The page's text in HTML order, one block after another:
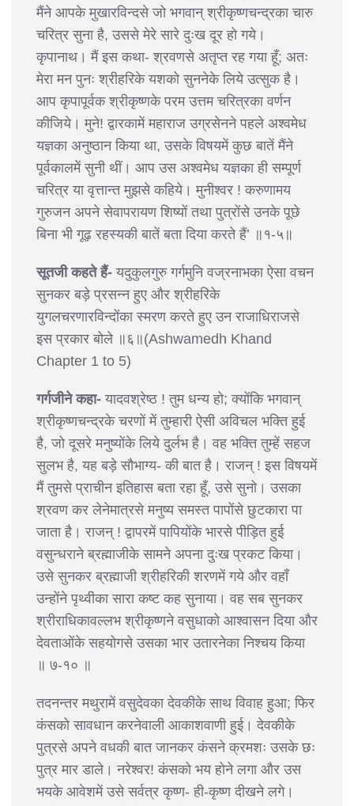
मैंने आपके मुखारविन्दसे जो भगवान् श्रीकृष्णचन्द्रका चारु
चरित्र सुना है, उससे मेरे सारे दुःख दूर हो गये।
कृपानाथ। मैं इस कथा- श्रवणसे अतृप्त रह गया हूँ; अतः
मेरा मन पुनः श्रीहरिके यशको सुननेके लिये उत्सुक है।
आप कृपापूर्वक श्रीकृष्णके परम उत्तम चरित्रका वर्णन
कीजिये। मुने! द्वारकामें महाराज उग्रसेनने पहले अश्वमेध
यज्ञका अनुष्ठान किया था, उसके विषयमें कुछ बातें मैंने
पूर्वकालमें सुनी थीं। आप उस अश्वमेध यज्ञका ही सम्पूर्ण
चरित्र या वृत्तान्त मुझसे कहिये। मुनीश्वर ! करुणामय
गुरुजन अपने सेवापरायण शिष्यों तथा पुत्रोंसे उनके पूछे
बिना भी गूढ़ रहस्यकी बातें बता दिया करते हैं’ ॥१-५॥
सूतजी कहते हैं- यदुकुलगुरु गर्गमुनि वज्रनाभका ऐसा वचन
सुनकर बड़े प्रसन्न हुए और श्रीहरिके
युगलचरणारविन्दोंका स्मरण करते हुए उन राजाधिराजसे
इस प्रकार बोले ॥६॥(Ashwamedh Khand
Chapter 1 to 5)
गर्गजीने कहा- यादवश्रेष्ठ ! तुम धन्य हो; क्योंकि भगवान्
श्रीकृष्णचन्द्रके चरणों में तुम्हारी ऐसी अविचल भक्ति हुई
है, जो दूसरे मनुष्योंके लिये दुर्लभ है। वह भक्ति तुम्हें सहज
सुलभ है, यह बड़े सौभाग्य- की बात है। राजन् ! इस विषयमें
मैं तुमसे प्राचीन इतिहास बता रहा हूँ, उसे सुनो। उसका
श्रवण कर लेनेमात्रसे मनुष्य समस्त पापोंसे छुटकारा पा
जाता है। राजन् ! द्वापरमें पापियोंके भारसे पीड़ित हुई
वसुन्धराने ब्रह्माजीके सामने अपना दुःख प्रकट किया।
उसे सुनकर ब्रह्माजी श्रीहरिकी शरणमें गये और वहाँ
उन्होंने पृथ्वीका सारा कष्ट कह सुनाया। वह सब सुनकर
श्रीराधिकावल्लभ श्रीकृष्णने वसुधाको आश्वासन दिया और
देवताओंके सहयोगसे उसका भार उतारनेका निश्चय किया
॥ ७-१० ॥
तदनन्तर मथुरामें वसुदेवका देवकीके साथ विवाह हुआ; फिर
कंसको सावधान करनेवाली आकाशवाणी हुई। देवकीके
पुत्रसे अपने वधकी बात जानकर कंसने क्रमशः उसके छः
पुत्र मार डाले। नरेश्वर! कंसको भय होने लगा और उस
भयके आवेशमें उसे सर्वत्र कृष्ण- ही-कृष्ण दीखने लगे।